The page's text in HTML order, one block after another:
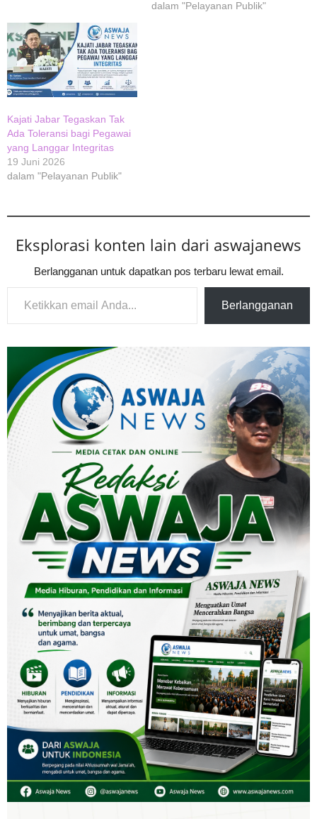
dalam "Pelayanan Publik"
Kajati Jabar Tegaskan Tak
Ada Toleransi bagi Pegawai
yang Langgar Integritas
19 Juni 2026
dalam "Pelayanan Publik"
Eksplorasi konten lain dari aswajanews
Berlangganan untuk dapatkan pos terbaru lewat email.
Ketikkan email Anda...
Berlangganan